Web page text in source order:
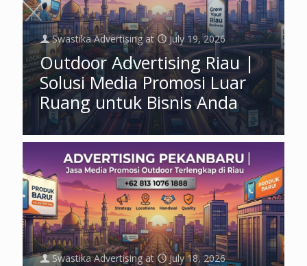
Swastika Advertising at July 19, 2026
Outdoor Advertising Riau |
Solusi Media Promosi Luar
Ruang untuk Bisnis Anda
Swastika Advertising at July 18, 2026